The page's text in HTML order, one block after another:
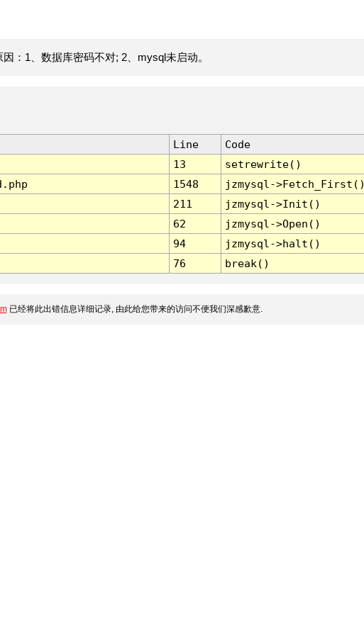
：1、数据库密码不对; 2、mysql未启动。
Line
Code
13
setrewrite()
1548
jzmysql-
211
jzmysql->Init()
62
jzmysql->Open()
94
jzmysql->halt()
76 break()
已经将此出错信息详细记录, 由此给您带来的访问不便我们深感歉意.